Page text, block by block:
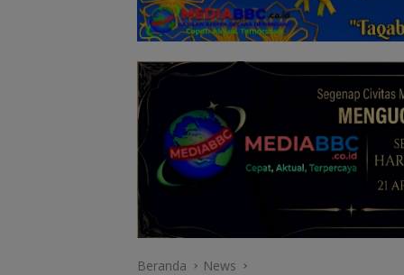
Beranda News